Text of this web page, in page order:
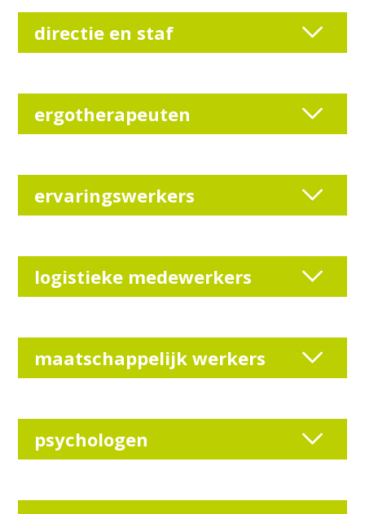
directie en staf
ergotherapeuten
ervaringswerkers
logistieke medewerkers
maatschappelijk werkers
psychologen